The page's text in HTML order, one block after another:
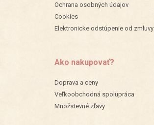
Ochrana osobných údajov
Cookies
Elektronicke odstúpenie od zmluvy
Ako nakupovať?
Doprava a ceny
Veľkoobchodná spolupráca
Množstevné zľavy